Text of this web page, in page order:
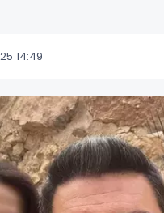
14:49